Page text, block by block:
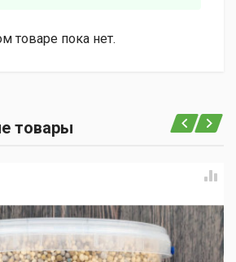
товаре пока нет.
товары